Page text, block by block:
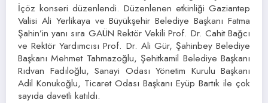
İçöz konseri düzenlendi. Düzenlenen etkinliği Gaziantep
Valisi Ali Yerlikaya ve Büyükşehir Belediye Başkanı Fatma
Şahin’in yanı sıra GAÜN Rektör Vekili Prof. Dr. Cahit Bağcı
ve Rektör Yardımcısı Prof. Dr. Ali Gür, Şahinbey Belediye
Başkanı Mehmet Tahmazoğlu, Şehitkamil Belediye Başkanı
Rıdvan Fadıloğlu, Sanayi Odası Yönetim Kurulu Başkanı
Adil Konukoğlu, Ticaret Odası Başkanı Eyüp Bartık ile çok
sayıda davetli katıldı.